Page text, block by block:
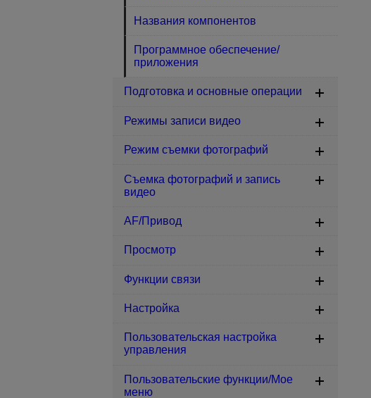
Названия компонентов
Программное обеспечение/
приложения
Подготовка и основные операции
Режимы записи видео
Режим съемки фотографий
Съемка фотографий и запись
видео
AF/Привод
Просмотр
Функции связи
Настройка
Пользовательская настройка
управления
Пользовательские функции/Мое
меню